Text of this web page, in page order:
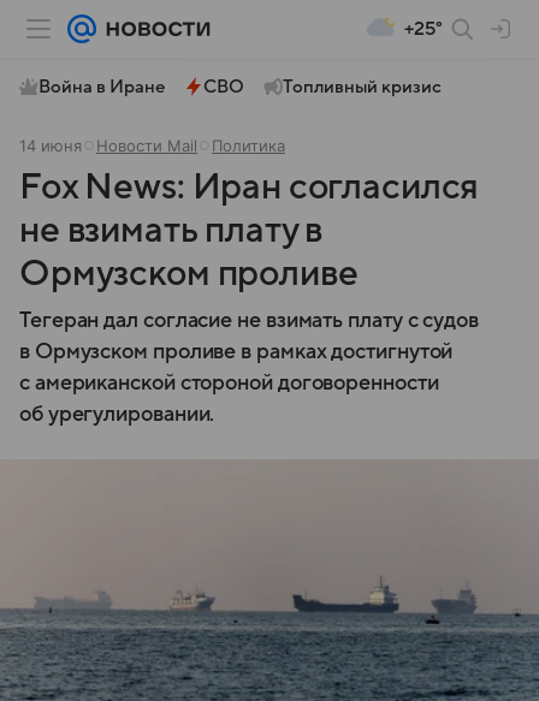
+25°
Война в Иране СВО Топливный кризис
14 июня Новости Mail Политика
Fox News: Иран согласился
не взимать плату в
Ормузском проливе
Тегеран дал согласие не взимать плату с судов
в Ормузском проливе в рамках достигнутой
с американской стороной договоренности
об урегулировании.